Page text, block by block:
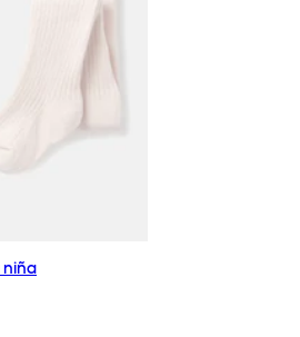
niña